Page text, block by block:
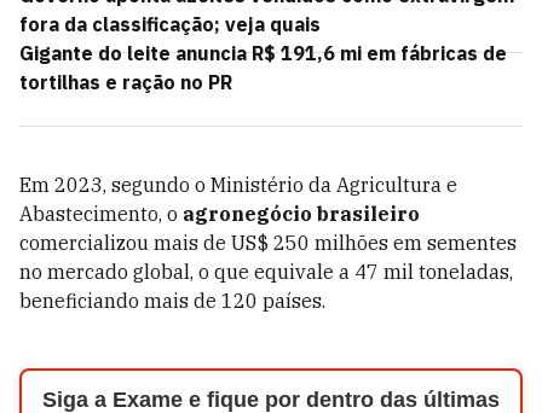
fora da classificação; veja quais
Gigante do leite anuncia R$ 191,6 mi em fábricas de
tortilhas e ração no PR
Em 2023, segundo o Ministério da Agricultura e
Abastecimento, o agronegócio brasileiro
comercializou mais de US$ 250 milhões em sementes
no mercado global, o que equivale a 47 mil toneladas,
beneficiando mais de 120 países.
Siga a Exame e fique por dentro das últimas